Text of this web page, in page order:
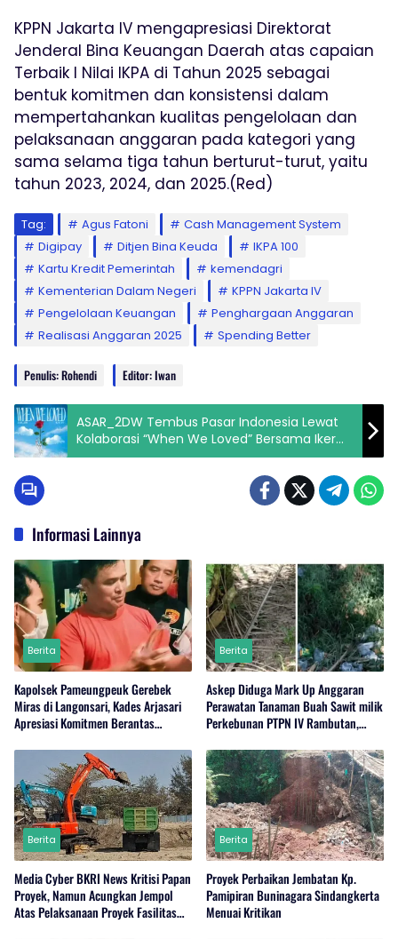
KPPN Jakarta IV mengapresiasi Direktorat
Jenderal Bina Keuangan Daerah atas capaian
Terbaik I Nilai IKPA di Tahun 2025 sebagai
bentuk komitmen dan konsistensi dalam
mempertahankan kualitas pengelolaan dan
pelaksanaan anggaran pada kategori yang
sama selama tiga tahun berturut-turut, yaitu
tahun 2023, 2024, dan 2025.(Red)
Tag: Agus Fatoni
Cash Management System
Digipay
Ditjen Bina Keuda
IKPA 100
Kartu Kredit Pemerintah
kemendagri
Kementerian Dalam Negeri
KPPN Jakarta IV
Pengelolaan Keuangan
Penghargaan Anggaran
Realisasi Anggaran 2025
Spending Better
Penulis: Rohendi Editor: Iwan
ASAR_2DW Tembus Pasar Indonesia Lewat
Kolaborasi “When We Loved” Bersama Iker
Spz
Informasi Lainnya
Berita
Kapolsek Pameungpeuk Gerebek
Miras di Langonsari, Kades Arjasari
Apresiasi Komitmen Berantas
Berita
Askep Diduga Mark Up Anggaran
Perawatan Tanaman Buah Sawit milik
Perkebunan PTPN IV Rambutan,
Berita
Media Cyber BKRI News Kritisi Papan
Proyek, Namun Acungkan Jempol
Atas Pelaksanaan Proyek Fasilitas
Berita
Proyek Perbaikan Jembatan Kp.
Pamipiran Buninagara Sindangkerta
Menuai Kritikan